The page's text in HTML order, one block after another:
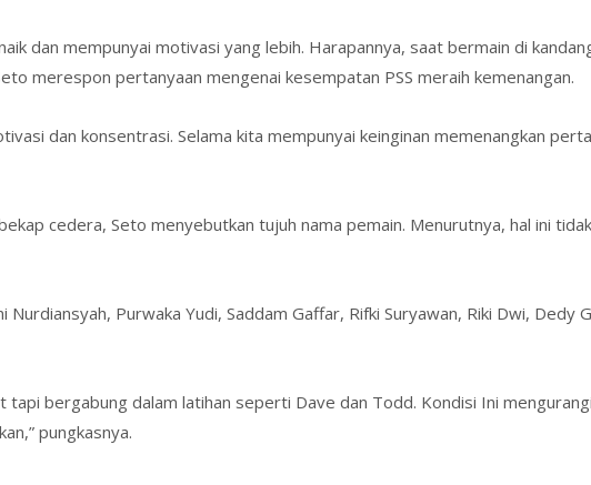
dan mempunyai motivasi yang lebih. Harapannya, saat bermain di
merespon pertanyaan mengenai kesempatan PSS meraih kemenangan.
dan konsentrasi. Selama kita mempunyai keinginan memenangkan
cedera, Seto menyebutkan tujuh nama pemain. Menurutnya, hal ini
Purwaka Yudi, Saddam Gaffar, Rifki Suryawan, Riki Dwi, Dedy
tapi bergabung dalam latihan seperti Dave dan Todd. Kondisi Ini
pungkasnya.